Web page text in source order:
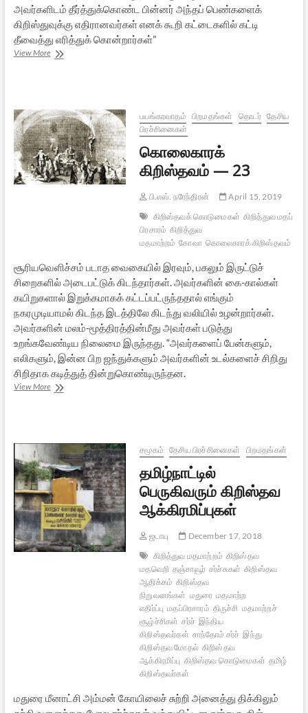
அவர்களிடம் தீர்த்துக்கொண்ட பின்னர் அந்தப் பெண்களைக்
கிறிஸ்துவுக்கு எதிரானவர்கள் எனக் கூறி கட்டைகளில் கட்டி
தீவைத்து எரித்துக் கொன்றார்கள்”
View Moreகொலைகாரக்
பயங்கரவாதம் பிறமதங்கள் தொடர் தேசிய
பிரச்சினைகள்
கொலைகாரக்
கிறிஸ்தவம் — 23
பி.எஸ். நரேந்திரன்
April 15, 2019
கிறிஸ்தவக் கொடுமைகள் கிறித்துவ மதப்
பிரசாரம் கிறித்துவ
மதமாற்றம் கோவா கொலைகாரக் கிறிஸ்தவம்
சூரியவெளிச்சம் படாத வைகையில் இரவும், பகலும் இருட்டுச்
சிறைகளில் அடைபட்டுக் கிடந்தார்கள். அவர்களின் கை-கால்கள்
கயிறுகளால் இறுக்கமாகக் கட்டப்பட்ருந்ததால் எங்கும்
நகரமுடியாமல் கிடந்த இடத்திலே கிடந்து வலியில் உழன்றார்கள்.
அவர்களின் மலம்-மூத்திரத்தின்மீது அவர்கள் படுத்து
உறங்கவேண்டிய நிலைமை இருந்தது. “அவர்களைப் பேன்களும்,
எலிகளும், இன்ன பிற ஜந்துக்களும் அவர்களின் உடல்களைச் சிறிது
சிறிதாக கடித்துத் தின்றுகொண்டிருந்தன.
View Moreகொலைகாரக்
சமூகம் தேசிய பிரச்சினைகள் பிறமதங்கள்
தமிழ்நாட்டில்
பெருகிவரும் கிறிஸ்தவ
ஆக்கிரமிப்புகள்
ஜடாயு
December 17, 2018
கிறித்துவ மதமாற்றம் கிறிஸ்தவ
மதவெறி தஞ்சாவூர் சர்ச்சுகள் கிறிஸ்தவ
ஆதிக்கம் கிறிஸ்தவ
நிறுவனங்கள் மதுரை மதமாற்ற
எதிர்ப்பு மதப்பிரசாரம் திருச்சி மதமாற்றச்
சூழ்ச்சிகள் சர்ச் இந்திய
கிறிஸ்தவர்கள் சாந்தோம் சர்ச் இந்து
கிறிஸ்தவ மோதல் கிறிஸ்தவ
ஆக்கிரமிப்பு கிறிஸ்தவ கொடுமைகள் தமிழ்
கிறிஸ்தவர்கள்
மதுரை மீனாட்சி அம்மன் கோயிலைச் சுற்றி அனைத்து திக்கிலும்